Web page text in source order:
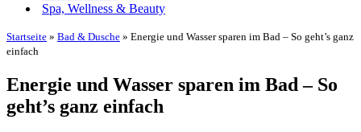
Spa, Wellness & Beauty
Startseite » Bad & Dusche » Energie und Wasser sparen im Bad – So geht’s ganz
einfach
Energie und Wasser sparen im Bad – So
geht’s ganz einfach